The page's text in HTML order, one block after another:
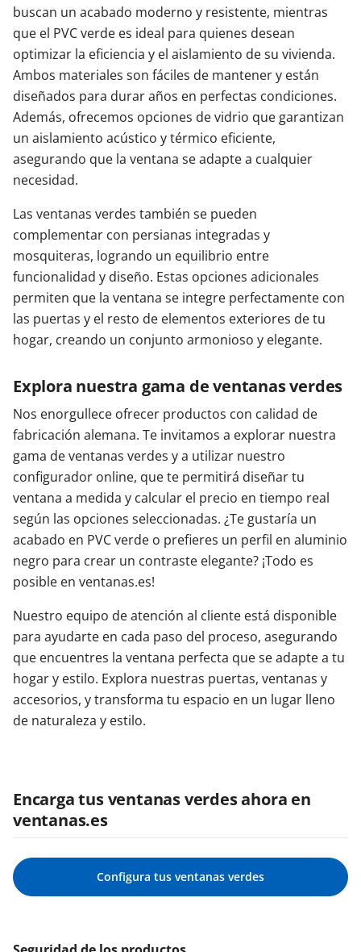
buscan un acabado moderno y resistente, mientras
que el PVC verde es ideal para quienes desean
optimizar la eficiencia y el aislamiento de su vivienda.
Ambos materiales son fáciles de mantener y están
diseñados para durar años en perfectas condiciones.
Además, ofrecemos opciones de vidrio que garantizan
un aislamiento acústico y térmico eficiente,
asegurando que la ventana se adapte a cualquier
necesidad.
Las ventanas verdes también se pueden
complementar con persianas integradas y
mosquiteras, logrando un equilibrio entre
funcionalidad y diseño. Estas opciones adicionales
permiten que la ventana se integre perfectamente con
las puertas y el resto de elementos exteriores de tu
hogar, creando un conjunto armonioso y elegante.
Explora nuestra gama de ventanas verdes
Nos enorgullece ofrecer productos con calidad de
fabricación alemana. Te invitamos a explorar nuestra
gama de ventanas verdes y a utilizar nuestro
configurador online, que te permitirá diseñar tu
ventana a medida y calcular el precio en tiempo real
según las opciones seleccionadas. ¿Te gustaría un
acabado en PVC verde o prefieres un perfil en aluminio
negro para crear un contraste elegante? ¡Todo es
posible en ventanas.es!
Nuestro equipo de atención al cliente está disponible
para ayudarte en cada paso del proceso, asegurando
que encuentres la ventana perfecta que se adapte a tu
hogar y estilo. Explora nuestras puertas, ventanas y
accesorios, y transforma tu espacio en un lugar lleno
de naturaleza y estilo.
Encarga tus ventanas verdes ahora en
ventanas.es
Configura tus ventanas verdes